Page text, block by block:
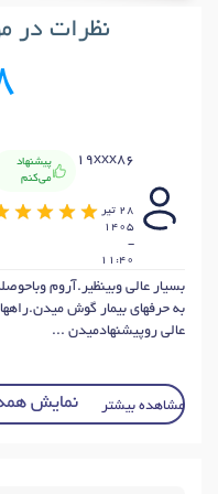
نظرات در
19xxx86
پیشنهاد
می‌کنم
28 تير
1405
-
11:40
بسیار عالی وبینظیر.آروم
به حرفهای بیمار گوش
عالی روپیشنهادمیدن ...
مشاهده بیشتر نمایش همه